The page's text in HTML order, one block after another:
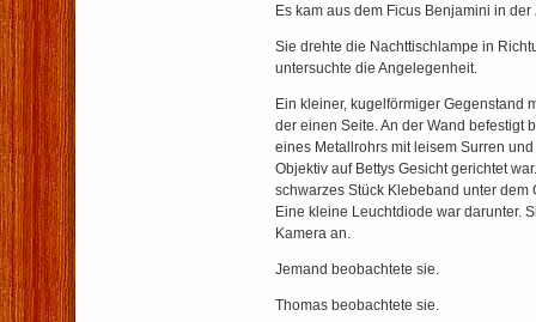
Es kam aus dem Ficus Benjamini in der
Sie drehte die Nachttischlampe in
untersuchte die Angelegenheit.
Ein kleiner, kugelförmiger Gegenstand
der einen Seite. An der Wand befestigt
eines Metallrohrs mit leisem Surren
Objektiv auf Bettys Gesicht gerichtet
schwarzes Stück Klebeband unter dem
Eine kleine Leuchtdiode war darunter.
Kamera an.
Jemand beobachtete sie.
Thomas beobachtete sie.